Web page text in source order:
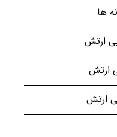
ها
ارتش
ارتش
ارتش